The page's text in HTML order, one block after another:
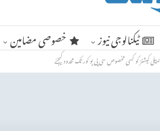
ٹیکنالوجی نیوز خصوصی مضامین
ایپلی کیشنز کو کسی مخصوص سی پی یو کور تک محدود کیجئے